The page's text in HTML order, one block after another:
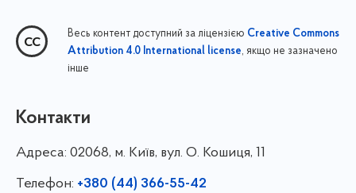
Весь контент доступний за ліцензією Creative Commons
Attribution 4.0 International license, якщо не зазначено
інше
Контакти
Адреса: 02068, м. Київ, вул. О. Кошиця, 11
Телефон: +380 (44) 366-55-42